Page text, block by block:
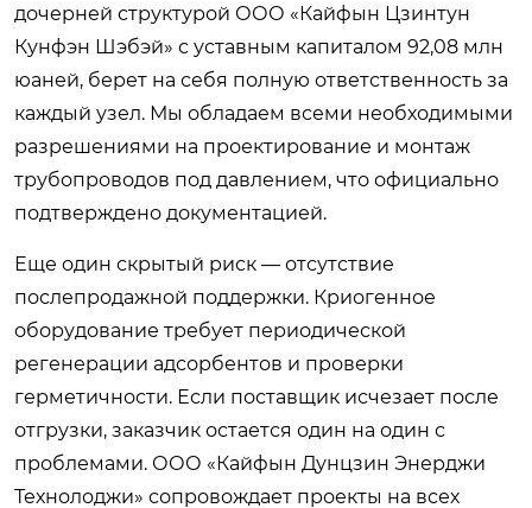
дочерней структурой ООО «Кайфын Цзинтун
Кунфэн Шэбэй» с уставным капиталом 92,08 млн
юаней, берет на себя полную ответственность за
каждый узел. Мы обладаем всеми необходимыми
разрешениями на проектирование и монтаж
трубопроводов под давлением, что официально
подтверждено документацией.
Еще один скрытый риск — отсутствие
послепродажной поддержки. Криогенное
оборудование требует периодической
регенерации адсорбентов и проверки
герметичности. Если поставщик исчезает после
отгрузки, заказчик остается один на один с
проблемами. ООО «Кайфын Дунцзин Энерджи
Технолоджи» сопровождает проекты на всех